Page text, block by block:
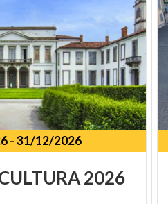
-31/12/2026
2026